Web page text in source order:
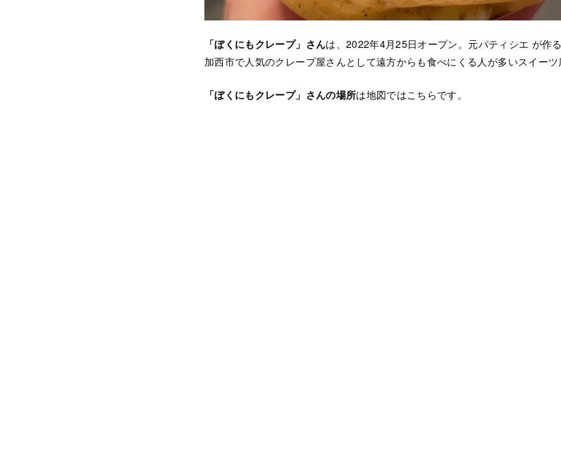
「ぼくにもクレープ」さんは、2022年4月25日オープン。元パティシエ が作
加西市で人気のクレープ屋さんとして遠方からも食べにくる人が多いスイーツ
「ぼくにもクレープ」さんの場所は地図ではこちらです。